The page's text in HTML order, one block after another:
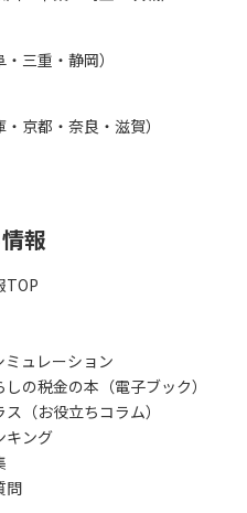
・三重・静岡）
・京都・奈良・滋賀）
報
TOP
ミュレーション
の税金の本（電子ブック）
（お役立ちコラム）
キング
問